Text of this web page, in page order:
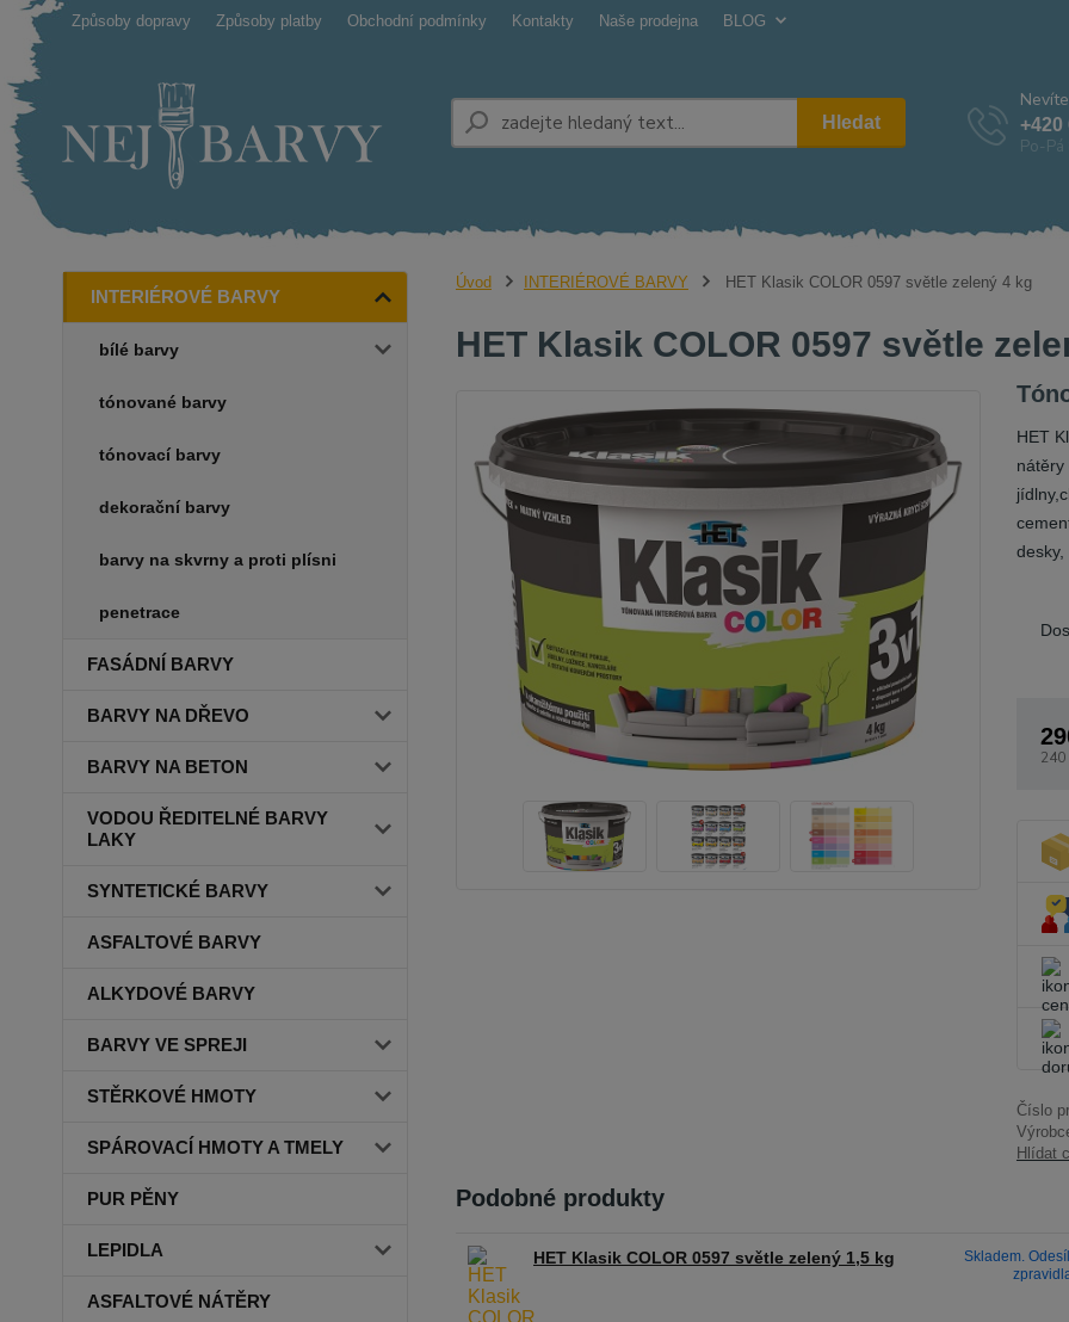
Způsoby dopravy Způsoby platby Obchodní podmínky Kontakty Naše prodejna BLOG
Hledat +420
Po-
INTERIÉROVÉ BARVY
bílé barvy
tónované barvy
tónovací barvy
dekorační barvy
barvy na skvrny a proti plísni
penetrace
FASÁDNÍ BARVY
BARVY NA DŘEVO
BARVY NA BETON
VODOU ŘEDITELNÉ BARVY
LAKY
SYNTETICKÉ BARVY
ASFALTOVÉ BARVY
ALKYDOVÉ BARVY
BARVY VE SPREJI
STĚRKOVÉ HMOTY
SPÁROVACÍ HMOTY A TMELY
PUR PĚNY
LEPIDLA
ASFALTOVÉ NÁTĚRY
Úvod INTERIÉROVÉ BARVY HET Klasik COLOR 0597 světle zelený 4 kg
HET Klasik COLOR 0597 světle
HET
nátěry
desky,
240
Číslo
Hlídat
Podobné produkty
HET Klasik COLOR 0597 světle zelený 1,5 kg
Skladem.